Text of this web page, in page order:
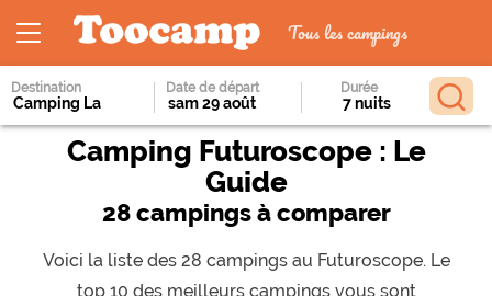
Tous les campings
Destination Date de départ Durée
Camping Futuroscope : Le
Guide
28 campings à comparer
Voici la liste des 28 campings au Futuroscope. Le
top 10 des meilleurs campings vous sont